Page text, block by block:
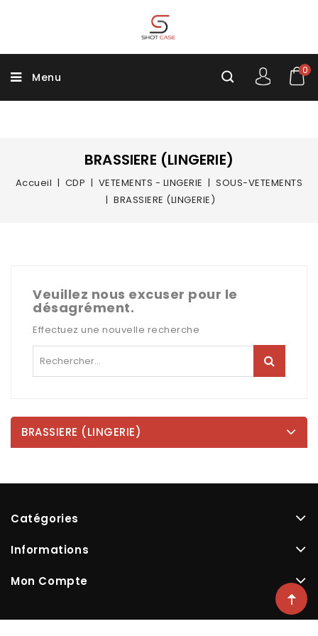
Menu
0
BRASSIERE (LINGERIE)
Accueil CDP VETEMENTS - LINGERIE
SOUS-VETEMENTS
BRASSIERE (LINGERIE)
Veuillez nous excuser pour le
désagrément.
Effectuez une nouvelle recherche
BRASSIERE (LINGERIE)
Catégories
Informations
Mon Compte